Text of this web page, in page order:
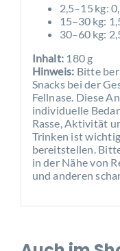
2,5–15 kg:
15–30 kg:
30–60 kg:
Inhalt: 180 g
Hinweis: Bitte
Snacks bei der
Fellnase. Diese
individuelle
Rasse, Aktivität
Trinken ist
bereitstellen.
in der Nähe von
und anderen